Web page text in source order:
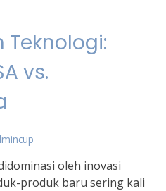
vs.
oleh inovasi
produk baru sering kali